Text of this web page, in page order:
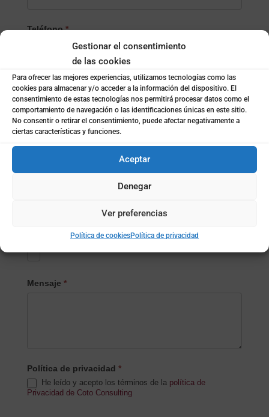
Gestionar el consentimiento
de las cookies
Para ofrecer las mejores experiencias, utilizamos tecnologías como las
cookies para almacenar y/o acceder a la información del dispositivo. El
consentimiento de estas tecnologías nos permitirá procesar datos como el
comportamiento de navegación o las identificaciones únicas en este sitio.
No consentir o retirar el consentimiento, puede afectar negativamente a
ciertas características y funciones.
Aceptar
Denegar
Ver preferencias
Política de cookiesPolítica de privacidad
Teléfono*
Localidad*
¿Empresa o particular?*
Nombre de la empresa*
Subida de archivo (opcional)
Mensaje *
Política de privacidad *
He leído y acepto los términos de la política de
Privacidad de Coto Consulting